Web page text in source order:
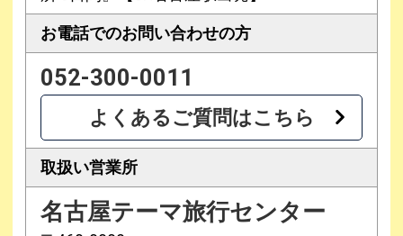
お電話でのお問い合わせの方
052-300-0011
よくあるご質問はこちら
取扱い営業所
名古屋テーマ旅行センター